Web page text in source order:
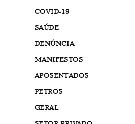
COVID-19
SAÚDE
DENÚNCIA
MANIFESTOS
APOSENTADOS
PETROS
GERAL